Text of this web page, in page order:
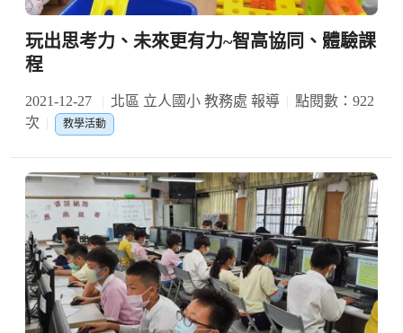
玩出思考力、未來更有力~智高協同、體驗課
程
2021-12-27 北區 立人國小 教務處 報導
點閱數：922
次
教學活動